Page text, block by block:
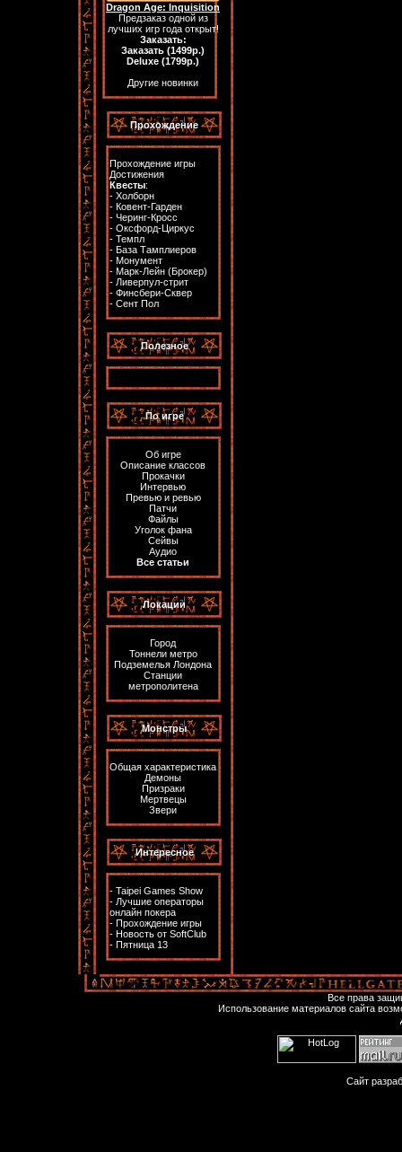
Dragon Age: Inquisition
Предзаказ одной из
лучших игр года открыт!
Заказать:
Заказать (1499р.)
Deluxe (1799р.)
Другие новинки
Прохождение
Прохождение игры
Достижения
Квесты:
- Холборн
- Ковент-Гарден
- Черинг-Кросс
- Оксфорд-Циркус
- Темпл
- База Тамплиеров
- Монумент
- Марк-Лейн (Брокер)
- Ливерпул-стрит
- Финсбери-Сквер
- Сент Пол
Полезное
По игре
Об игре
Описание классов
Прокачки
Интервью
Превью и ревью
Патчи
Файлы
Уголок фана
Сейвы
Аудио
Все статьи
Локации
Город
Тоннели метро
Подземелья Лондона
Станции
метрополитена
Монстры
Общая характеристика
Демоны
Призраки
Мертвецы
Звери
Интересное
- Taipei Games Show
- Лучшие операторы
онлайн покера
- Прохождение игры
- Новость от SoftClub
- Пятница 13
Все права
Использование материалов сайта
Сайт